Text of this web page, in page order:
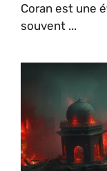
Coran est une
souvent ...